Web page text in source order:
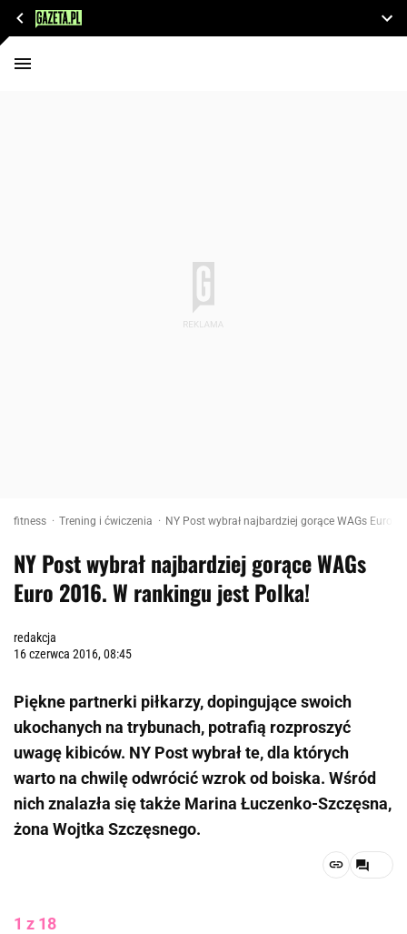
fitness Trening i ćwiczenia NY Post wybrał najbardziej gorące WAGs Euro
NY Post wybrał najbardziej gorące WAGs
Euro 2016. W rankingu jest Polka!
redakcja
16 czerwca 2016, 08:45
Piękne partnerki piłkarzy, dopingujące swoich
ukochanych na trybunach, potrafią rozproszyć
uwagę kibiców. NY Post wybrał te, dla których
warto na chwilę odwrócić wzrok od boiska. Wśród
nich znalazła się także Marina Łuczenko-Szczęsna,
żona Wojtka Szczęsnego.
1 z 18